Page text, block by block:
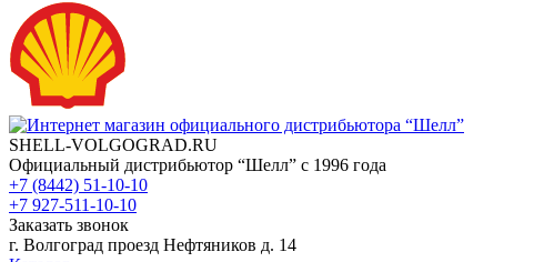
SHELL-VOLGOGRAD.RU
Официальный дистрибьютор “Шелл” с 1996 года
+7 (8442) 51-10-10
+7 927-511-10-10
Заказать звонок
г. Волгоград проезд Нефтяников д. 14